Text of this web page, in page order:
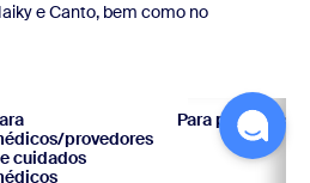
e Canto, bem como no
provedores
cuidados
Para pacientes